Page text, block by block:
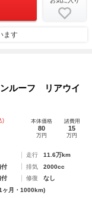
ます
ルーフ リアウイ
) 本体価格
80
万円
諸費用
15
万円
走行
11.6万km
付 排気
2000cc
付 修復
なし
ヶ月・1000km)